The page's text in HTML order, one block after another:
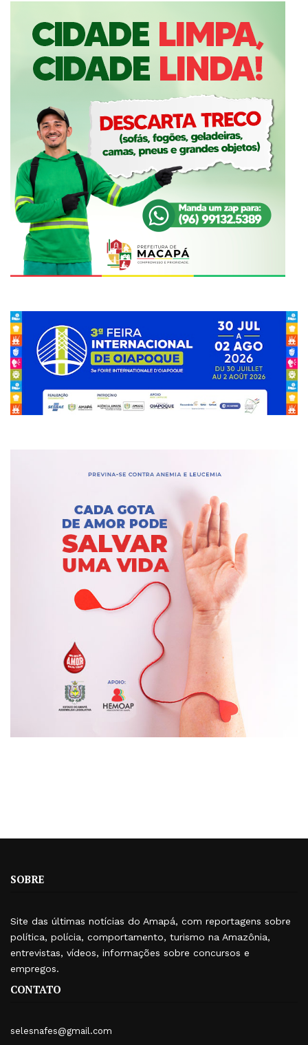
SOBRE
Site das últimas notícias do Amapá, com reportagens sobre
política, polícia, comportamento, turismo na Amazônia,
entrevistas, vídeos, informações sobre concursos e
empregos.
CONTATO
selesnafes@gmail.com